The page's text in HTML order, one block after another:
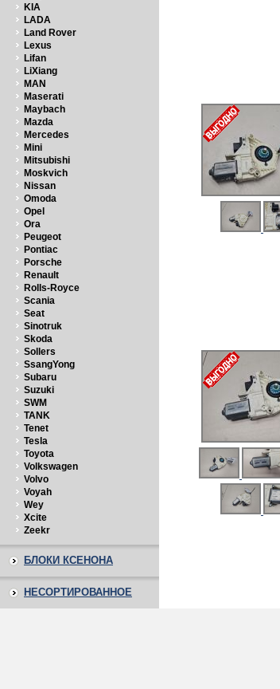
KIA
LADA
Land Rover
Lexus
Lifan
LiXiang
MAN
Maserati
Maybach
Mazda
Mercedes
Mini
Mitsubishi
Moskvich
Nissan
Omoda
Opel
Ora
Peugeot
Pontiac
Porsche
Renault
Rolls-Royce
Scania
Seat
Sinotruk
Skoda
Sollers
SsangYong
Subaru
Suzuki
SWM
TANK
Tenet
Tesla
Toyota
Volkswagen
Volvo
Voyah
Wey
Xcite
Zeekr
БЛОКИ КСЕНОНА
НЕСОРТИРОВАННОЕ